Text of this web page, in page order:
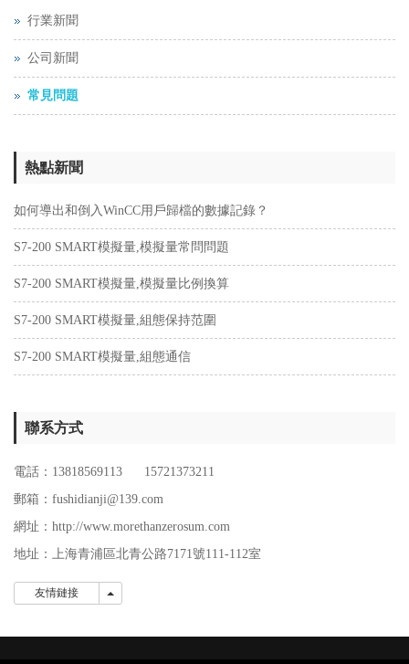
行業新聞
公司新聞
常見問題
熱點新聞
如何導出和倒入WinCC用戶歸檔的數據記錄？
S7-200 SMART模擬量,模擬量常問問題
S7-200 SMART模擬量,模擬量比例換算
S7-200 SMART模擬量,組態保持范圍
S7-200 SMART模擬量,組態通信
聯系方式
電話：13818569113 15721373211
郵箱：fushidianji@139.com
網址：http://www.morethanzerosum.com
地址： 上海青浦區北青公路7171號111-112室
友情鏈接 友情鏈接